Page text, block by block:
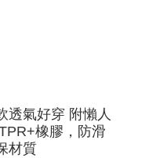
透氣好穿 附懶人
橡膠，防滑
材質